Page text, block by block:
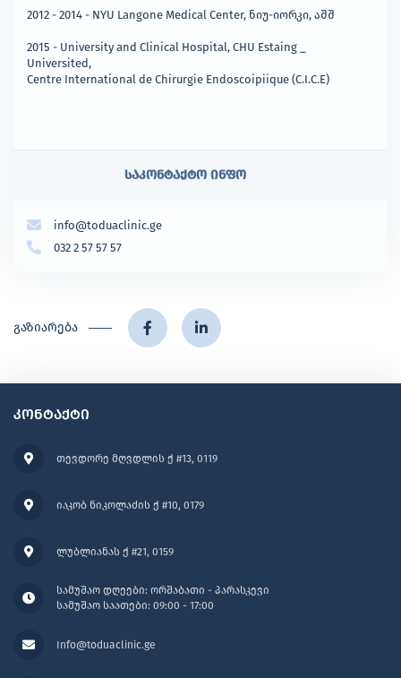
2012 - 2014 - NYU Langone Medical Center, ნიუ-იორკი, აშშ
2015 - University and Clinical Hospital, CHU Estaing _
Universited,
Centre International de Chirurgie Endoscoipiique (C.I.C.E)
საკონტაქტო ინფო
info@toduaclinic.ge
032 2 57 57 57
გაზიარება
კონტაქტი
თევდორე მღვდლის ქ #13, 0119
სამუშაო დღეები: ორშაბათი - პარასკევი
სამუშაო საათები: 09:00 - 17:00
იაკობ ნიკოლაძის ქ #10, 0179
Info@toduaclinic.ge
ლუბლიანას ქ #21, 0159